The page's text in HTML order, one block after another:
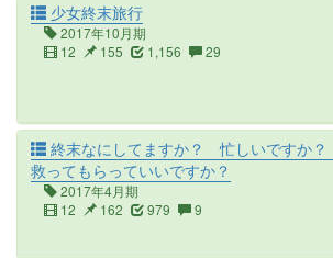
少女終末旅行
2017年10月期
12
155 1,156 29
終末なにしてますか？ 忙しいですか？
救ってもらっていいですか？
2017年4月期
12
162 979 9